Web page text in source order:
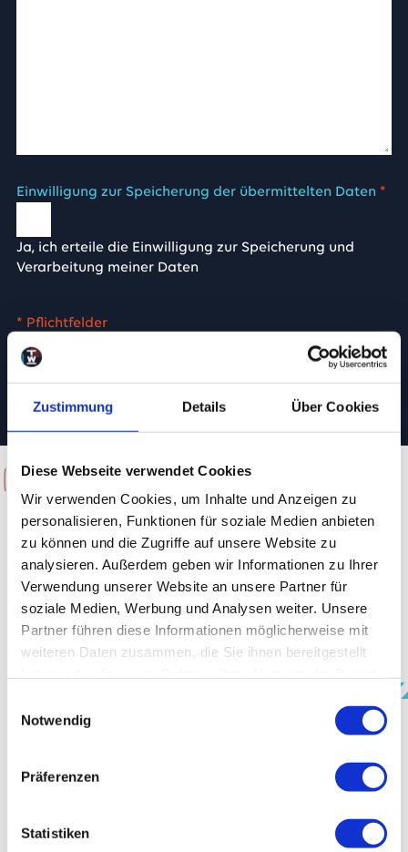
Zustimmung Details Über Cookies
Diese Webseite verwendet Cookies
Wir verwenden Cookies, um Inhalte und Anzeigen zu
personalisieren, Funktionen für soziale Medien anbieten
zu können und die Zugriffe auf unsere Website zu
analysieren. Außerdem geben wir Informationen zu Ihrer
Verwendung unserer Website an unsere Partner für
soziale Medien, Werbung und Analysen weiter. Unsere
Partner führen diese Informationen möglicherweise mit
weiteren Daten zusammen, die Sie ihnen bereitgestellt
Notwendig
Präferenzen
Statistiken
Einwilligung zur Speicherung der übermittelten Daten *
Ja, ich erteile die Einwilligung zur Speicherung und
Verarbeitung meiner Daten
Jetzt Konferenzraum
mieten in Hamburg
Egal ob Seminar, Workshop, Business-Event oder
Präsentation – im TEMPOWERK finden Sie die
passenden Räumlichkeiten und den besten Service für
Ihre Veranstaltung.
Unser Team unterstützt Sie von der Auswahl bis zum
Technik-Setup – mit Erfahrung, Konzeptstärke und
Latisha Bell
E-MAIL